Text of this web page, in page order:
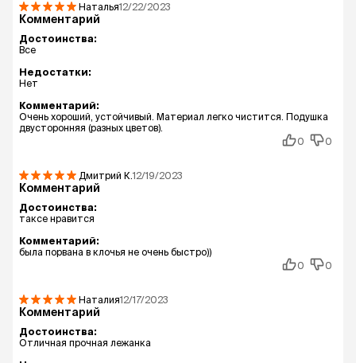
Наталья12/22/2023
Комментарий
Достоинства:
Все
Недостатки:
Нет
Комментарий:
Очень хороший, устойчивый. Материал легко чистится. Подушка
двусторонняя (разных цветов).
0
0
Дмитрий К.12/19/2023
Комментарий
Достоинства:
таксе нравится
Комментарий:
была порвана в клочья не очень быстро))
0
0
Наталия12/17/2023
Комментарий
Достоинства:
Отличная прочная лежанка